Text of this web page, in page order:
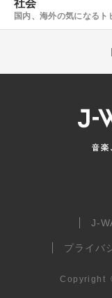
社会
国内、海外の気になるト
J-
プライバ
Copyright